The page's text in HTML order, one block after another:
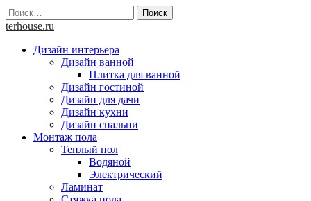
Skip
to
Найти:
terhouse.ru
Дизайн интерьера
Дизайн ванной
Плитка для ванной
Дизайн гостиной
Дизайн для дачи
Дизайн кухни
Дизайн спальни
Монтаж пола
Теплый пол
Водяной
Электрический
Ламинат